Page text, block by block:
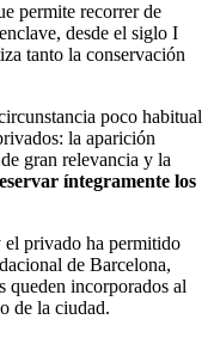
permite recorrer de
desde el siglo I
tanto la conservación
poco habitual
la aparición
gran relevancia y la
íntegramente los
privado ha permitido
de Barcelona,
queden incorporados al
de la ciudad.